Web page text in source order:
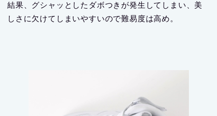
結果、グシャッとしたダボつきが発生してしまい、美
しさに欠けてしまいやすいので難易度は高め。